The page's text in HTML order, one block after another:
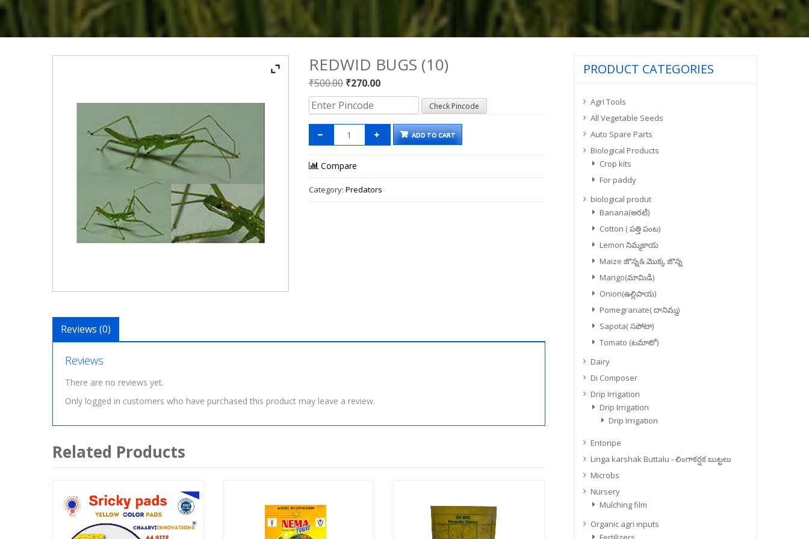
REDWID BUGS (10)
₹500.00 Original
price
was:
₹500.00.
₹270.00Current
price
is:
₹270.00.
Check Pincode
ADD TO CART
Compare
Category: Predators
Reviews (0)
Reviews
There are no reviews yet.
Only logged in customers who have purchased this product may leave a review.
Related Products
PRODUCT CATEGORIES
Agri Tools
All Vegetable Seeds
Auto Spare Parts
Biological Products
Crop kits
For paddy
biological produt
Banana(అరటి)
Cotton ( పత్తి పంట)
Lemon నిమ్మకాయ
Maize జొన్న& మొక్క జొన్న
Mango(మామిడి)
Onion(ఉల్లిపాయ)
Pomegranate( దానిమ్మ)
Sapota( సపోటా)
Tomato (టమాటో)
Dairy
Di Composer
Drip Irrigation
Drip Irrigation
Drip Irrigation
Entoripe
Linga karshak Buttalu - లింగాకర్షక బుట్టలు
Microbs
Nursery
Mulching film
Organic agri inputs